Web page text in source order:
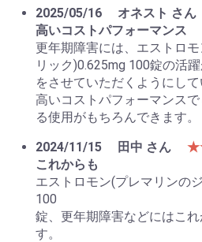
2025/05/16
オネスト さん
高いコストパフォーマンス
更年期障害には、エストロ
リック)0.625mg 100錠の活
をさせていただくようにして
高いコストパフォーマンス
る使用がもちろんできます。
2024/11/15
田中 さん
これからも
エストロモン(プレマリンの
100
錠、更年期障害などにはこ
す。